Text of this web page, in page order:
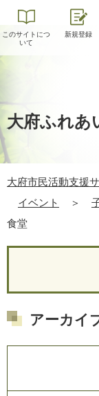
このサイトにつ
いて
新規登録
大府ふれあ
大府市民活動支援
イベント
＞
食堂
アーカイ